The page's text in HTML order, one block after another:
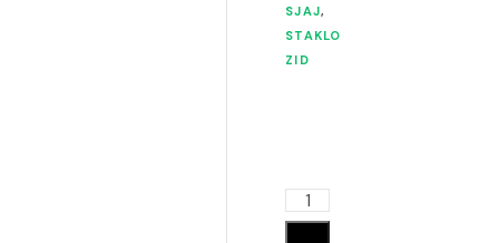
SJAJ,
STAKLO
ZID